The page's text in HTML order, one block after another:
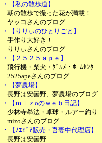
・【私の散歩道】
朝の散歩で撮った花が満載！
ヤッコさんのブログ
・【りりぃのひとりごと】
手作り大好き！
りりぃさんのブログ
・【２５２５ａｐｅ】
飛行機・柴犬・ｸﾞﾙﾒ・ﾎｰﾑｾﾝﾀｰ
2525apeさんのブログ
・【夢農場】
長野は安曇野、夢農場のブログ
・【ｍｉｚoのｗｅｂ日記】
少林寺拳法・卓球・ルアー釣り
mizoさんのブログ
・【ﾉｴﾋﾞｱ販売・吾妻中代理店】
長野は安曇野